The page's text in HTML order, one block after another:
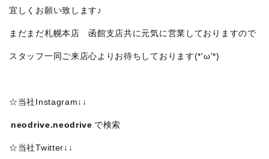
宜しくお願い致します♪
まだまだ札幌本店 函館支店共に元気に営業しておりますので
スタッフ一同ご来店心よりお待ちしております(*'ω'*)
☆当社Instagram↓↓
neodrive.neodrive で検索
☆当社Twitter↓↓